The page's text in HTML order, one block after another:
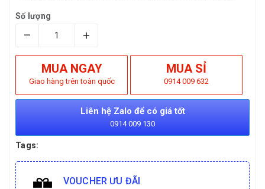
Số lượng
– +
MUA NGAY
Giao hàng trên toàn quốc
MUA SỈ
0914 009 632
Liên hệ Zalo để có giá tốt
0914 009 130
Tags:
VOUCHER ƯU ĐÃI